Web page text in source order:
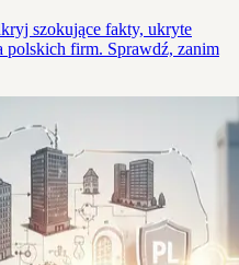
szokujące fakty, ukryte
polskich firm. Sprawdź, zanim